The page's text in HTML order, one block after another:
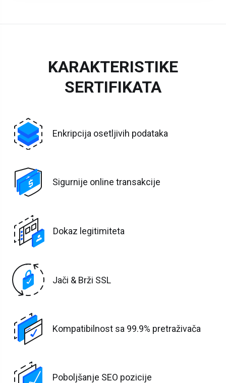
KARAKTERISTIKE
SERTIFIKATA
Enkripcija osetljivih podataka
Sigurnije online transakcije
Dokaz legitimiteta
Jači & Brži SSL
Kompatibilnost sa 99.9% pretraživača
Poboljšanje SEO pozicije